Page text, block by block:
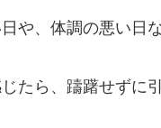
や、体調の悪い日
たら、躊躇せずに